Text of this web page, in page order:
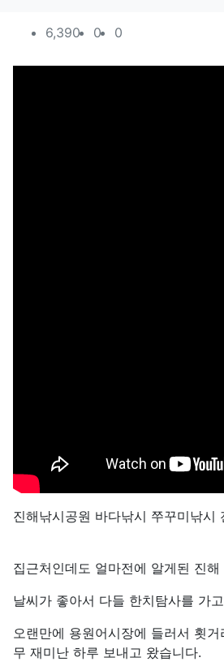
컨텐츠 정보
6,390조회
0추천
0
진해낚시공원 바다낚시 쭈꾸미낚
집근처인데도 얼마전에 알게된 진
날씨가 좋아서 다들 한치탐사를 가
오랜만에 용원어시장에 들러서 횟
무 재미난 하루 보내고 왔습니다.